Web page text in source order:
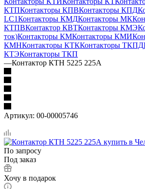
КТПКонтакторы КПВКонтакторы КПД
LC1Контакторы КМДКонтакторы МК
КТПВКонтактор КВТКонтакторы КМЭ
ток)Контакторы КМКонтакторы КМИ
КМНКонтакторы КТККонтакторы ТКПД
КТЭКонтакторы ТКП
—Контактор КТН 5225 225А
Артикул: 00-00005746
По запросу
Под заказ
Хочу в подарок